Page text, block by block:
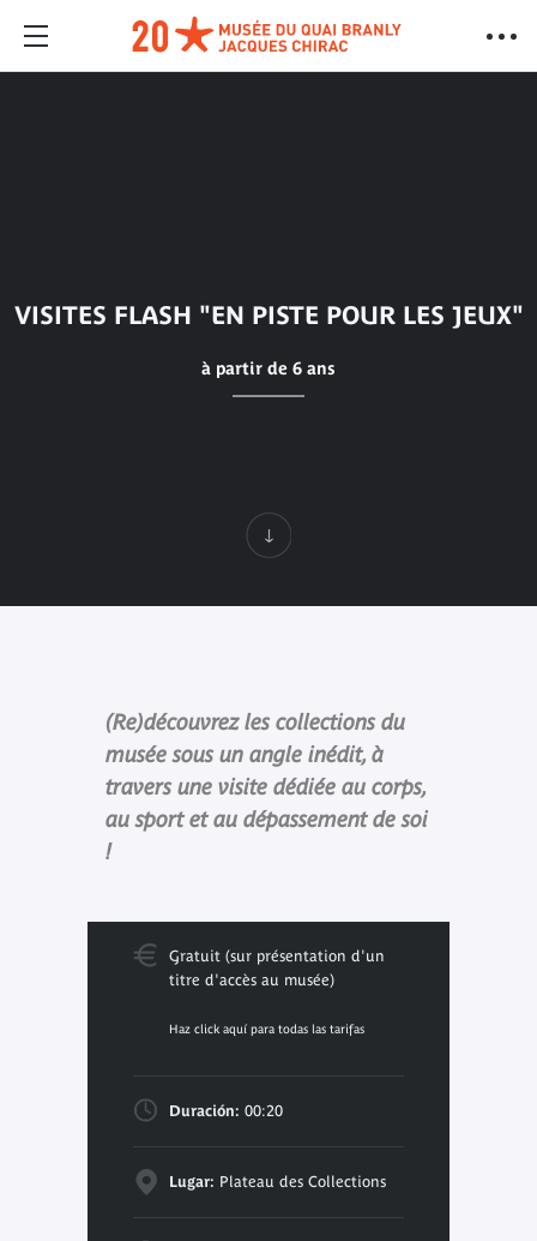
VISITES FLASH "EN PISTE POUR LES JEUX"
à partir de 6 ans
(Re)découvrez les collections du
musée sous un angle inédit, à
travers une visite dédiée au corps,
au sport et au dépassement de soi
!
Gratuit (sur présentation d'un
titre d'accès au musée)
Haz click aquí para todas las tarifas
Duración: 00:20
Lugar: Plateau des Collections